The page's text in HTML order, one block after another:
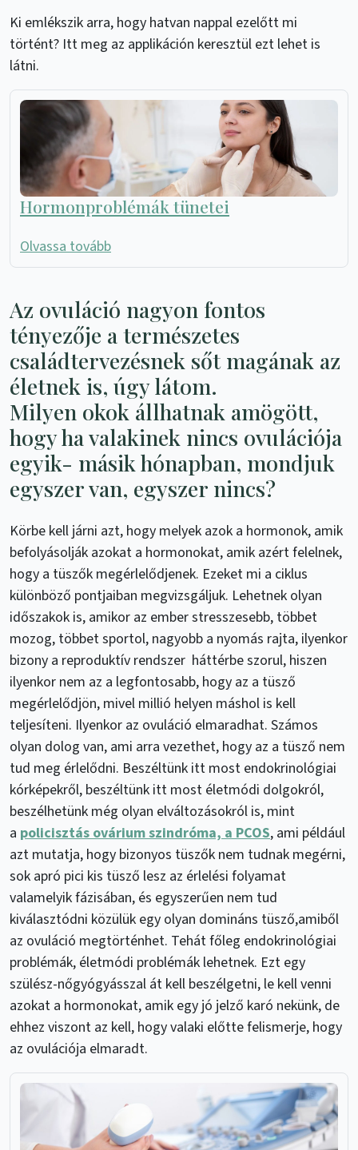
Ki emlékszik arra, hogy hatvan nappal ezelőtt mi
történt? Itt meg az applikáción keresztül ezt lehet is
látni.
Hormonproblémák tünetei
Olvassa tovább
Az ovuláció nagyon fontos
tényezője a természetes
családtervezésnek sőt magának az
életnek is, úgy látom.
Milyen okok állhatnak amögött,
hogy ha valakinek nincs ovulációja
egyik- másik hónapban, mondjuk
egyszer van, egyszer nincs?
Körbe kell járni azt, hogy melyek azok a hormonok, amik
befolyásolják azokat a hormonokat, amik azért felelnek,
hogy a tüszők megérlelődjenek. Ezeket mi a ciklus
különböző pontjaiban megvizsgáljuk. Lehetnek olyan
időszakok is, amikor az ember stresszesebb, többet
mozog, többet sportol, nagyobb a nyomás rajta, ilyenkor
bizony a reproduktív rendszer háttérbe szorul, hiszen
ilyenkor nem az a legfontosabb, hogy az a tüsző
megérlelődjön, mivel millió helyen máshol is kell
teljesíteni. Ilyenkor az ovuláció elmaradhat. Számos
olyan dolog van, ami arra vezethet, hogy az a tüsző nem
tud meg érlelődni. Beszéltünk itt most endokrinológiai
kórképekről, beszéltünk itt most életmódi dolgokról,
beszélhetünk még olyan elváltozásokról is, mint
a policisztás ovárium szindróma, a PCOS, ami például
azt mutatja, hogy bizonyos tüszők nem tudnak megérni,
sok apró pici kis tüsző lesz az érlelési folyamat
valamelyik fázisában, és egyszerűen nem tud
kiválasztódni közülük egy olyan domináns tüsző,amiből
az ovuláció megtörténhet. Tehát főleg endokrinológiai
problémák, életmódi problémák lehetnek. Ezt egy
szülész-nőgyógyásszal át kell beszélgetni, le kell venni
azokat a hormonokat, amik egy jó jelző karó nekünk, de
ehhez viszont az kell, hogy valaki előtte felismerje, hogy
az ovulációja elmaradt.